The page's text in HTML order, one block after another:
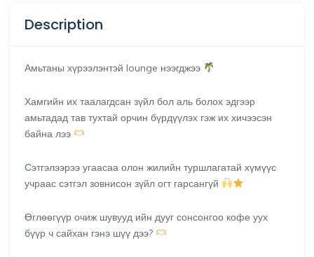
Description
Амьтаны хүрээлэнтэй lounge нээгджээ
Хамгийн их таалагдсан зүйл бол аль болох эдгээр
амьтадад тав тухтай орчин бүрдүүлэх гэж их хичээсэн
байна лээ
Сэтгэлээрээ угаасаа олон жилийн туршлагатай хүмүүс
учраас сэтгэл зовнисон зүйл огт гарсангүй
Өглөөгүүр очиж шувууд ийн дууг сонсонгоо кофе уух
бүүр ч сайхан гэнэ шүү дээ?